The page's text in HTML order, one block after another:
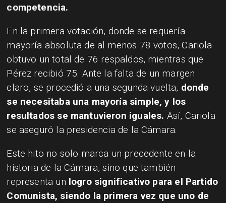
competencia.
En la primera votación, donde se requería
mayoría absoluta de al menos 78 votos, Cariola
obtuvo un total de 76 respaldos, mientras que
Pérez recibió 75. Ante la falta de un margen
claro, se procedió a una segunda vuelta, donde
se necesitaba una mayoría simple, y los
resultados se mantuvieron iguales. Así, Cariola
se aseguró la presidencia de la Cámara.
Este hito no solo marca un precedente en la
historia de la Cámara, sino que también
representa un logro significativo para el Partido
Comunista, siendo la primera vez que uno de